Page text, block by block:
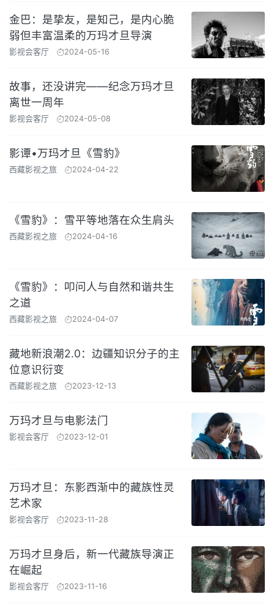
金巴：是挚友，是知己，是内心脆
弱但丰富温柔的万玛才旦导演
影视会客厅 2024-05-16
故事，还没讲完——纪念万玛才旦
离世一周年
影视会客厅 2024-05-08
影谭•万玛才旦《雪豹》
西藏影视之旅 2024-04-22
《雪豹》：雪平等地落在众生肩头
西藏影视之旅 2024-04-16
《雪豹》：叩问人与自然和谐共生
之道
西藏影视之旅 2024-04-07
藏地新浪潮2.0：边疆知识分子的主
位意识衍变
西藏影视之旅 2023-12-13
万玛才旦与电影法门
影视会客厅 2023-12-01
万玛才旦：东影西渐中的藏族性灵
艺术家
影视会客厅 2023-11-28
万玛才旦身后，新一代藏族导演正
在崛起
影视会客厅 2023-11-16